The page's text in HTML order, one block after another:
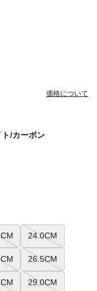
価格について
/カーボン
24.0CM
26.5CM
29.0CM